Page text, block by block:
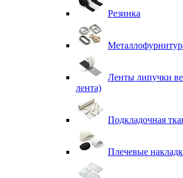
Резинка
Ленты липучки
лента)
Подкладочная
Плечевые